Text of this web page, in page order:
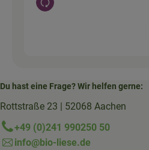
Auswahl ändern
Du hast eine Frage? Wir helfen gerne:
Rottstraße 23 | 52068 Aachen
+49 (0)241 990250 50
info@bio-liese.de